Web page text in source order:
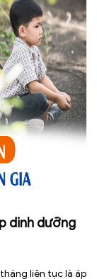
dinh dưỡng
liên tục là áp